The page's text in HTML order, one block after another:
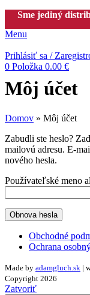
Sme jediný
Menu
Prihlásiť sa /
0 Položka 0.00 €
Môj účet
Domov » Môj účet
Zabudli ste heslo?
mailovú adresu. E-
nového hesla.
Používateľské meno
Obnova hesla
Obchodné
Ochrana
Made by adamgluch.sk |
Copyright 2026
Zatvoriť